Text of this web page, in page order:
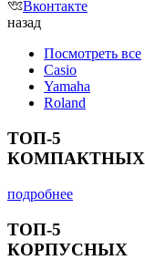
Вконтакте
назад
Посмотреть все
Casio
Yamaha
Roland
ТОП-5
КОМПАКТНЫХ
подробнее
ТОП-5
КОРПУСНЫХ